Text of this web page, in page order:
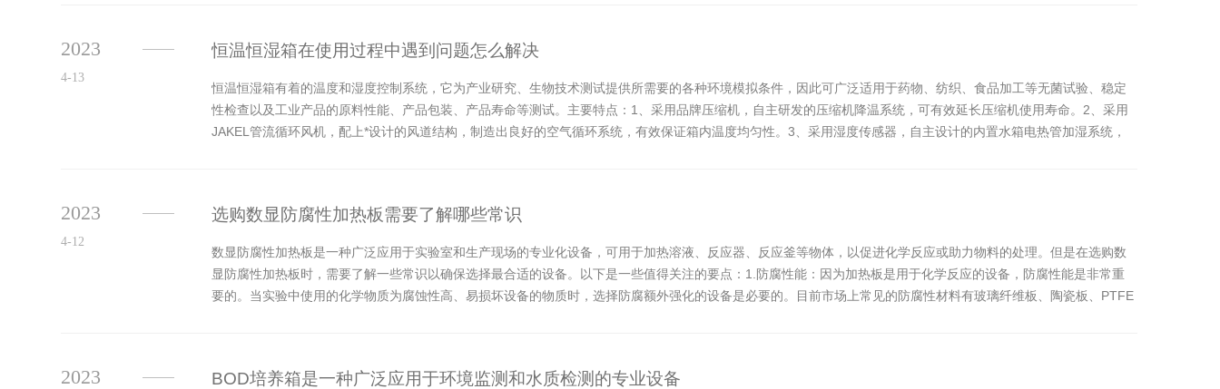
恒温恒湿箱在使用过程中遇到问题怎么解决
恒温恒湿箱有着的温度和湿度控制系统，它为产业研究、生物技术测试提供所需要的各种环境模拟条件，因此可广泛适用于药物、纺织、食品加工等无菌试验、稳定
性检查以及工业产品的原料性能、产品包装、产品寿命等测试。主要特点：1、采用品牌压缩机，自主研发的压缩机降温系统，可有效延长压缩机使用寿命。2、采用
JAKEL管流循环风机，配上*设计的风道结构，制造出良好的空气循环系统，有效保证箱内温度均匀性。3、采用湿度传感器，自主设计的内置水箱电热管加湿系统，
2023
4-13
选购数显防腐性加热板需要了解哪些常识
数显防腐性加热板是一种广泛应用于实验室和生产现场的专业化设备，可用于加热溶液、反应器、反应釜等物体，以促进化学反应或助力物料的处理。但是在选购数
显防腐性加热板时，需要了解一些常识以确保选择最合适的设备。以下是一些值得关注的要点：1.防腐性能：因为加热板是用于化学反应的设备，防腐性能是非常重
要的。当实验中使用的化学物质为腐蚀性高、易损坏设备的物质时，选择防腐额外强化的设备是必要的。目前市场上常见的防腐性材料有玻璃纤维板、陶瓷板、PTFE
2023
4-12
BOD培养箱是一种广泛应用于环境监测和水质检测的专业设备
2023